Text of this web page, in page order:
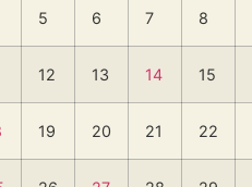
5 6 7 8
12 13 14 15
19 20 21 22